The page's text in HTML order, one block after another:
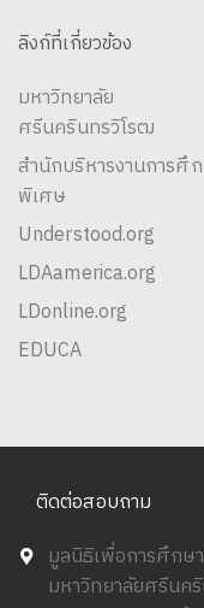
ลิงก์ที่เกี่ยวข้อง
มหาวิทยาลัย
ศรีนครินทรวิโรฒ
สำนักบริหารงานการศึ
พิเศษ
Understood.org
LDAamerica.org
LDonline.org
EDUCA
ติดต่อสอบถาม
มูลนิธิเพื่อการศึกษ
มหาวิทยาลัยศรีนค